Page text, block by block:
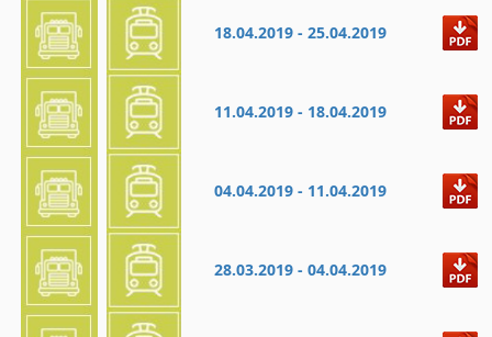
18.04.2019 - 25.04.2019
11.04.2019 - 18.04.2019
04.04.2019 - 11.04.2019
28.03.2019 - 04.04.2019